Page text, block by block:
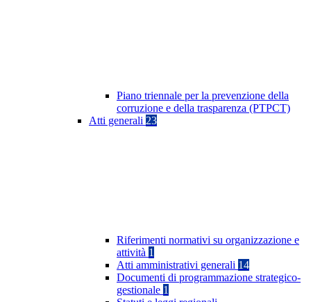
Piano triennale per la prevenzione della
corruzione e della trasparenza (PTPCT)
Atti generali 23
Riferimenti normativi su organizzazione e
attività 1
Atti amministrativi generali 14
Documenti di programmazione strategico-
gestionale 1